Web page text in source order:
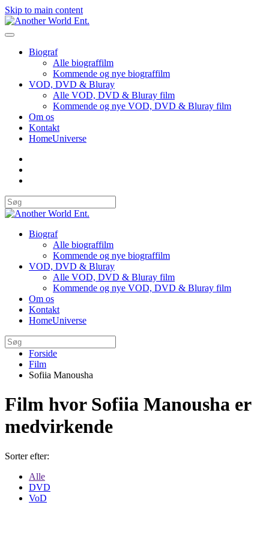
Skip to main content
Biograf
Alle biograffilm
Kommende og nye biograffilm
VOD, DVD & Bluray
Alle VOD, DVD & Bluray film
Kommende og nye VOD, DVD & Bluray film
Om os
Kontakt
HomeUniverse
Biograf
Alle biograffilm
Kommende og nye biograffilm
VOD, DVD & Bluray
Alle VOD, DVD & Bluray film
Kommende og nye VOD, DVD & Bluray film
Om os
Kontakt
HomeUniverse
Forside
Film
Sofiia Manousha
Film hvor Sofiia Manousha er
medvirkende
Sorter efter:
Alle
DVD
VoD